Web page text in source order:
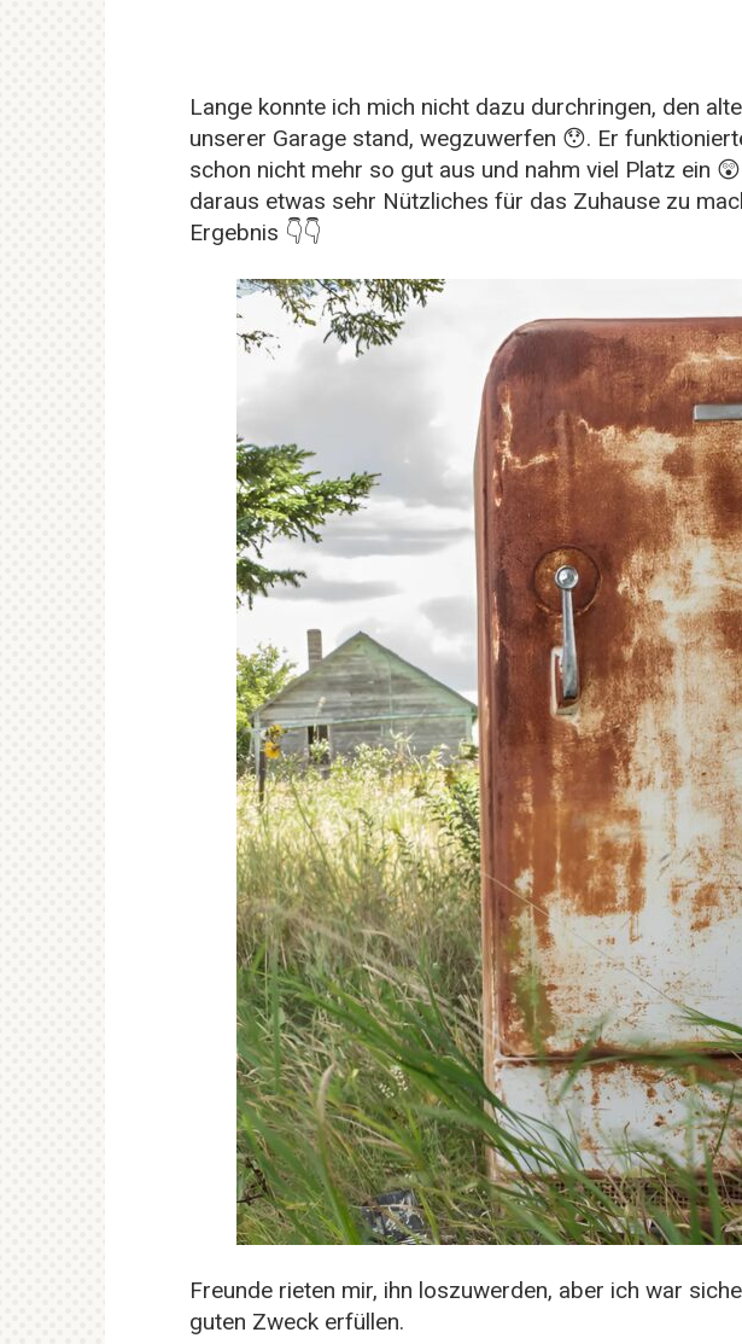
Lange konnte ich mich nicht dazu durchringen, den
unserer Garage stand, wegzuwerfen 😯. Er
schon nicht mehr so gut aus und nahm viel Platz ein
daraus etwas sehr Nützliches für das Zuhause zu
Ergebnis 👇👇
Freunde rieten mir, ihn loszuwerden, aber ich war
guten Zweck erfüllen.